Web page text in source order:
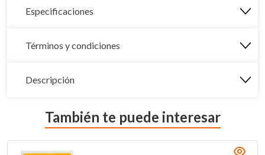
Especificaciones
Términos y condiciones
Descripción
También te puede interesar